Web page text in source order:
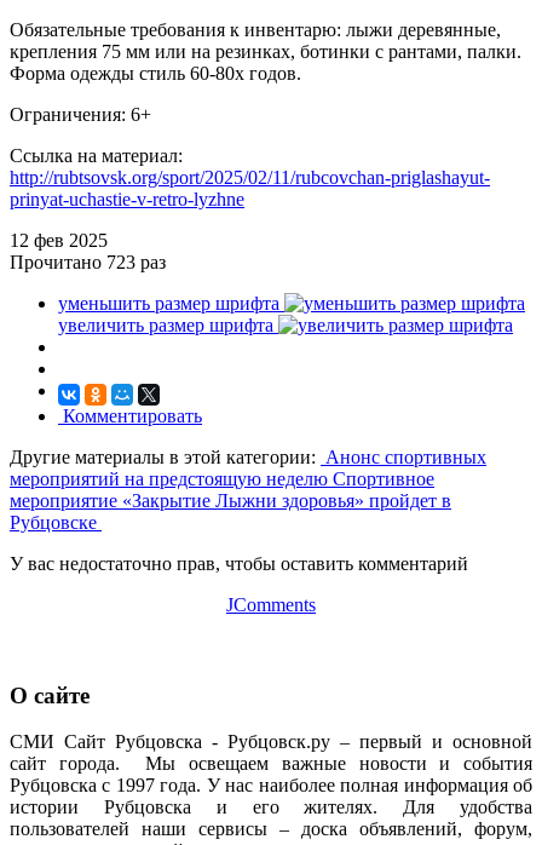
Обязательные требования к инвентарю: лыжи деревянные,
крепления 75 мм или на резинках, ботинки с рантами, палки.
Форма одежды стиль 60-80х годов.
Ограничения: 6+
Ссылка на материал:
http://rubtsovsk.org/sport/2025/02/11/rubcovchan-priglashayut-
prinyat-uchastie-v-retro-lyzhne
12 фев 2025
Прочитано 723 раз
уменьшить размер шрифта
увеличить размер шрифта
Комментировать
Другие материалы в этой категории: Анонс спортивных
мероприятий на предстоящую неделю Спортивное
мероприятие «Закрытие Лыжни здоровья» пройдет в
Рубцовске
У вас недостаточно прав, чтобы оставить комментарий
JComments
О сайте
СМИ Сайт Рубцовска - Рубцовск.ру – первый и основной
сайт города. Мы освещаем важные новости и события
Рубцовска с 1997 года. У нас наиболее полная информация об
истории Рубцовска и его жителях. Для удобства
пользователей наши сервисы – доска объявлений, форум,